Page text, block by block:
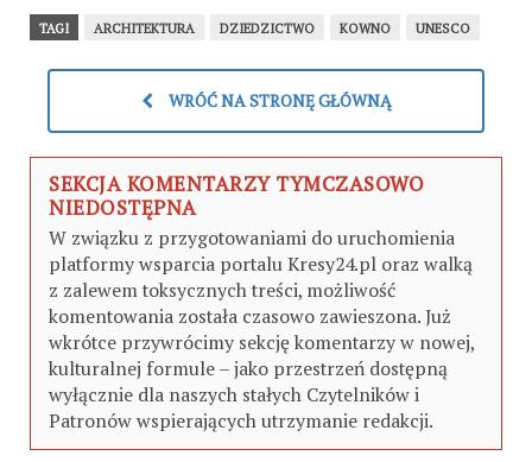
TAGI ARCHITEKTURA DZIEDZICTWO KOWNO UNESCO
WRÓĆ NA STRONĘ GŁÓWNĄ
SEKCJA KOMENTARZY TYMCZASOWO
NIEDOSTĘPNA
W związku z przygotowaniami do uruchomienia
platformy wsparcia portalu Kresy24.pl oraz walką
z zalewem toksycznych treści, możliwość
komentowania została czasowo zawieszona. Już
wkrótce przywrócimy sekcję komentarzy w nowej,
kulturalnej formule – jako przestrzeń dostępną
wyłącznie dla naszych stałych Czytelników i
Patronów wspierających utrzymanie redakcji.